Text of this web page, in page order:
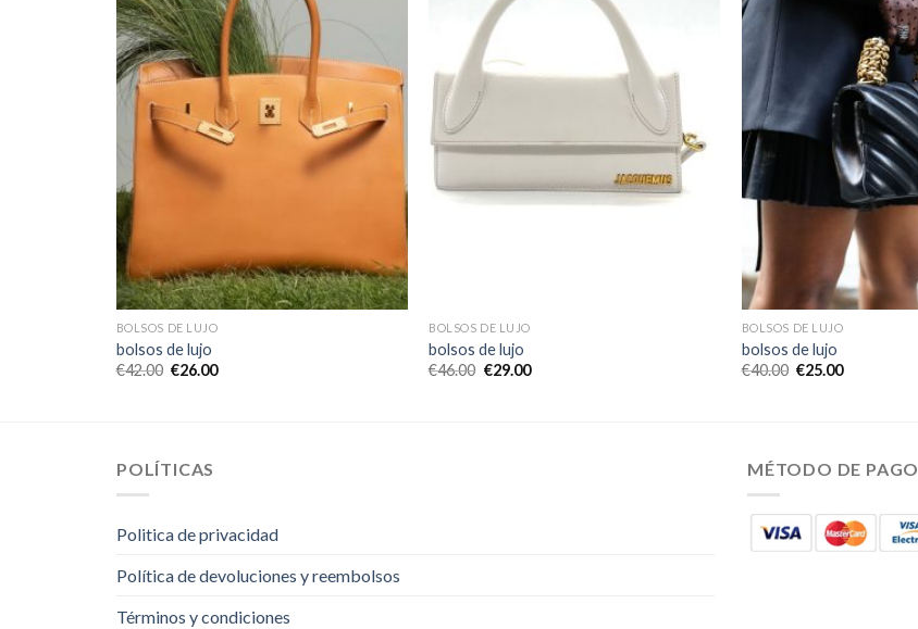
BOLSOS DE LUJO
bolsos de lujo
€42.00 €26.00
BOLSOS DE LUJO
bolsos de lujo
€46.00 €29.00
BOLSOS DE LUJO
bolsos de lujo
€40.00 €25.00
POLÍTICAS
Politica de privacidad
Política de devoluciones y reembolsos
Términos y condiciones
MÉTODO DE PAGO